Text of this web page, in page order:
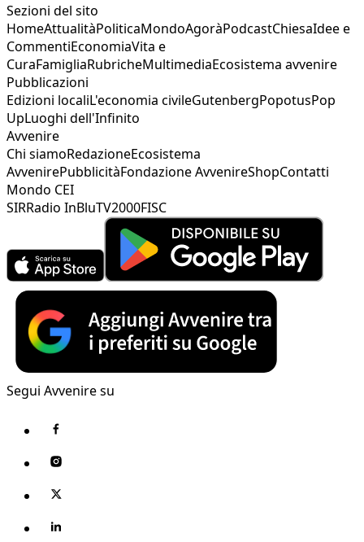
Sezioni del sito
HomeAttualitàPoliticaMondoAgoràPodcastChiesaIdee e
CommentiEconomiaVita e
CuraFamigliaRubricheMultimediaEcosistema avvenire
Pubblicazioni
Edizioni localiL'economia civileGutenbergPopotusPop
UpLuoghi dell'Infinito
Avvenire
Chi siamoRedazioneEcosistema
AvvenirePubblicitàFondazione AvvenireShopContatti
Mondo CEI
SIRRadio InBluTV2000FISC
Segui Avvenire su